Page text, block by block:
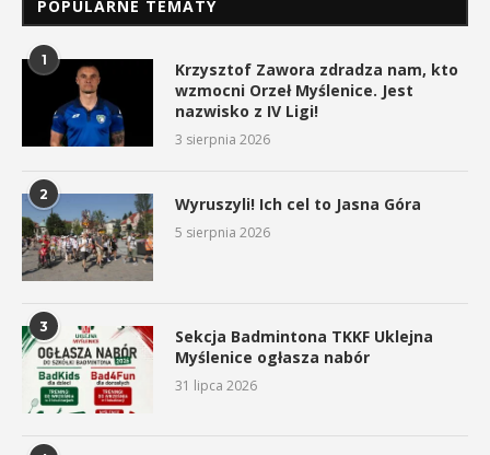
POPULARNE TEMATY
1
Krzysztof Zawora zdradza nam, kto
wzmocni Orzeł Myślenice. Jest
nazwisko z IV Ligi!
3 sierpnia 2026
2 Wyruszyli! Ich cel to Jasna Góra
5 sierpnia 2026
3
Sekcja Badmintona TKKF Uklejna
Myślenice ogłasza nabór
31 lipca 2026